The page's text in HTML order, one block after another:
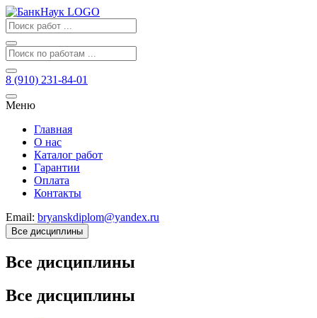
8 (910) 231-84-01
Меню
Главная
О нас
Каталог работ
Гарантии
Оплата
Контакты
Email: bryanskdiplom@yandex.ru
Все дисциплины
Все дисциплины
Все дисциплины